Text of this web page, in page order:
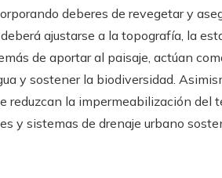
deberes de revegetar y
ajustarse a la topografía, la
de aportar al paisaje, actúan
y sostener la biodiversidad.
reduzcan la impermeabilización del
y sistemas de drenaje urbano